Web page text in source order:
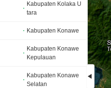
Kabupaten Kolaka U
tara
Kabupaten Konawe
Kabupaten Konawe
Kepulauan
Kabupaten Konawe
Selatan